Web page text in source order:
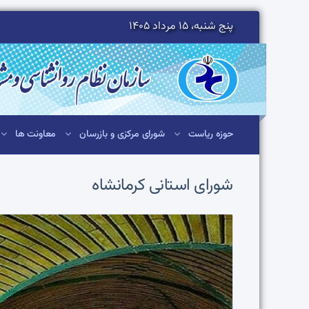
پنج شنبه، 15 مرداد 1405
حوزه ریاست شورای مرکزی و بازرسان معاونت ها
شورای استانیکرمانشاه